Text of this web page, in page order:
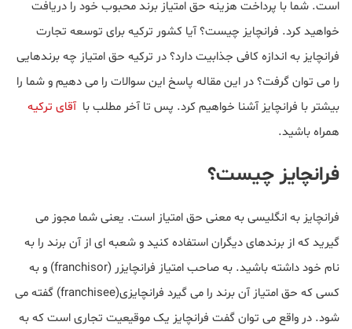
است. شما با پرداخت هزینه حق امتیاز برند محبوب خود را دریافت
خواهید کرد. فرانچایز چیست؟ آیا کشور ترکیه برای توسعه تجارت
فرانچایز به اندازه کافی جذابیت دارد؟ در ترکیه حق امتیاز چه برندهایی
را می توان گرفت؟ در این مقاله پاسخ این سوالات را می دهیم و شما را
بیشتر با فرانچایز آشنا خواهیم کرد. پس تا آخر مطلب با آقای ترکیه
همراه باشید.
فرانچایز چیست؟
فرانچایز به انگلیسی به معنی حق امتیاز است. یعنی شما مجوز می
گیرید که از برندهای دیگران استفاده کنید و شعبه ای از آن برند را به
نام خود داشته باشید. به صاحب امتیاز فرانچایزر (franchisor) و به
کسی که حق امتیاز آن برند را می گیرد فرانچایزی(franchisee) گفته می
شود. در واقع می توان گفت فرانچایز یک موقیعیت تجاری است که به